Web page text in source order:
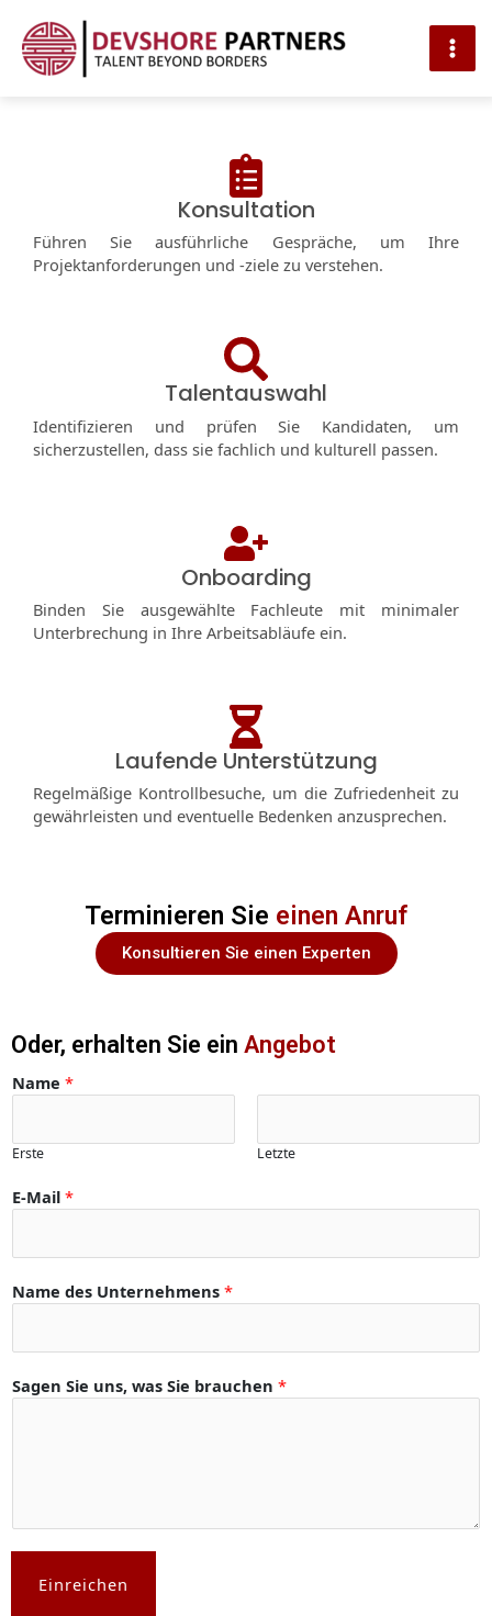
Konsultation
Führen Sie ausführliche Gespräche, um Ihre
Projektanforderungen und -ziele zu verstehen.
Talentauswahl
Identifizieren und prüfen Sie Kandidaten, um
sicherzustellen, dass sie fachlich und kulturell passen.
Onboarding
Binden Sie ausgewählte Fachleute mit minimaler
Unterbrechung in Ihre Arbeitsabläufe ein.
Laufende Unterstützung
Regelmäßige Kontrollbesuche, um die Zufriedenheit zu
gewährleisten und eventuelle Bedenken anzusprechen.
Terminieren Sie einen Anruf
Konsultieren Sie einen Experten
Oder, erhalten Sie ein Angebot
Name *
Erste Letzte
E-Mail *
i
*
Name des Unternehmens *
Sagen Sie uns, was Sie brauchen *
Einreichen